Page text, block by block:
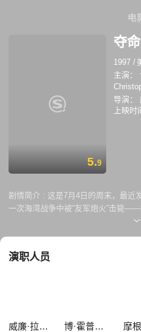
电
5.9
夺
1997 /
主演：
根·保罗
莱斯莉·
导演：
上映时
剧情简介 : 这是7月4日的周末，最
一次海湾战争中被“友军炮火”击毙——
姆从死里复活来惩罚不爱国的人时，
演职人员
威廉·拉斯蒂格 博·霍普金斯 摩